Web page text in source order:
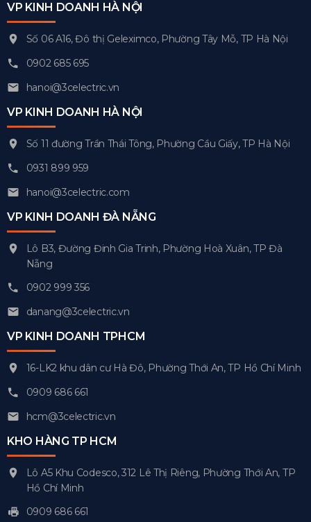
VP KINH DOANH HÀ NỘI
Số 06 A16, Đô thị Geleximco, Phường Tây Mỗ, TP Hà Nội
0902 685 695
hanoi@3celectric.vn
VP KINH DOANH HÀ NỘI
Số 11 đường Trần Thái Tông, Phường Cầu Giấy, TP Hà Nội
0931 899 959
hanoi@3celectric.com
VP KINH DOANH ĐÀ NẴNG
Lô B3, Đường Đinh Gia Trinh, Phường Hoà Xuân, TP Đà
Nẵng
0902 999 356
danang@3celectric.vn
VP KINH DOANH TPHCM
16-LK2 khu dân cư Hà Đô, Phường Thới An, TP Hồ Chí Minh
0909 686 661
hcm@3celectric.vn
KHO HÀNG TP HCM
Lô A5 Khu Codesco, 312 Lê Thị Riêng, Phường Thới An, TP
Hồ Chí Minh
0909 686 661